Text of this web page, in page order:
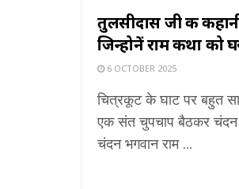
तुलसीदास जी की
जिन्होनें राम कथा को
6 OCTOBER 2025
चित्रकूट के घाट पर बहुत
एक संत चुपचाप बैठकर
चंदन भगवान राम ...